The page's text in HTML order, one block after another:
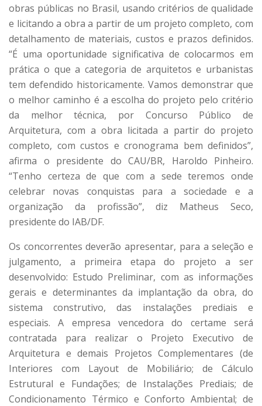
obras públicas no Brasil, usando critérios de qualidade
e licitando a obra a partir de um projeto completo, com
detalhamento de materiais, custos e prazos definidos.
“É uma oportunidade significativa de colocarmos em
prática o que a categoria de arquitetos e urbanistas
tem defendido historicamente. Vamos demonstrar que
o melhor caminho é a escolha do projeto pelo critério
da melhor técnica, por Concurso Público de
Arquitetura, com a obra licitada a partir do projeto
completo, com custos e cronograma bem definidos”,
afirma o presidente do CAU/BR, Haroldo Pinheiro.
“Tenho certeza de que com a sede teremos onde
celebrar novas conquistas para a sociedade e a
organização da profissão”, diz Matheus Seco,
presidente do IAB/DF.
Os concorrentes deverão apresentar, para a seleção e
julgamento, a primeira etapa do projeto a ser
desenvolvido: Estudo Preliminar, com as informações
gerais e determinantes da implantação da obra, do
sistema construtivo, das instalações prediais e
especiais. A empresa vencedora do certame será
contratada para realizar o Projeto Executivo de
Arquitetura e demais Projetos Complementares (de
Interiores com Layout de Mobiliário; de Cálculo
Estrutural e Fundações; de Instalações Prediais; de
Condicionamento Térmico e Conforto Ambiental; de